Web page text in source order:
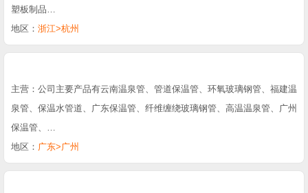
塑板制品…
地区： 浙江>杭州
主营：公司主要产品有云南温泉管、管道保温管、环氧玻璃钢管、福建温
泉管、保温水管道、广东保温管、纤维缠绕玻璃钢管、高温温泉管、广州
保温管、…
地区： 广东>广州